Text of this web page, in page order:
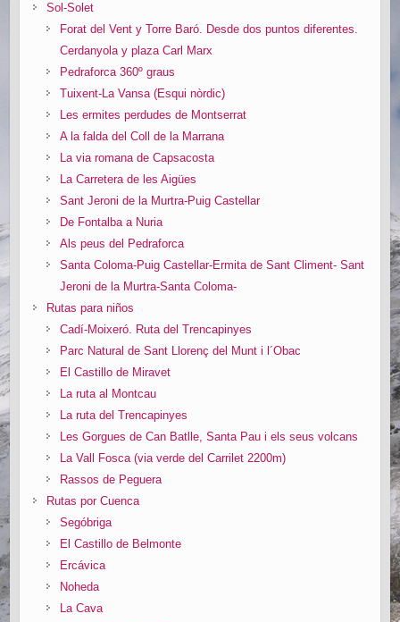
Sol-Solet
Forat del Vent y Torre Baró. Desde dos puntos diferentes.
Cerdanyola y plaza Carl Marx
Pedraforca 360º graus
Tuixent-La Vansa (Esqui nòrdic)
Les ermites perdudes de Montserrat
A la falda del Coll de la Marrana
La via romana de Capsacosta
La Carretera de les Aigües
Sant Jeroni de la Murtra-Puig Castellar
De Fontalba a Nuria
Als peus del Pedraforca
Santa Coloma-Puig Castellar-Ermita de Sant Climent- Sant
Jeroni de la Murtra-Santa Coloma-
Rutas para niños
Cadí-Moixeró. Ruta del Trencapinyes
Parc Natural de Sant Llorenç del Munt i l´Obac
El Castillo de Miravet
La ruta al Montcau
La ruta del Trencapinyes
Les Gorgues de Can Batlle, Santa Pau i els seus volcans
La Vall Fosca (via verde del Carrilet 2200m)
Rassos de Peguera
Rutas por Cuenca
Segóbriga
El Castillo de Belmonte
Ercávica
Noheda
La Cava